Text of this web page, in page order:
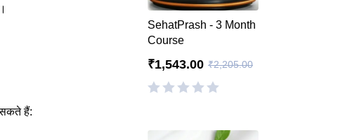
हैं:
SehatPrash - 3 Month
Course
₹2,205.00
₹1,543.00